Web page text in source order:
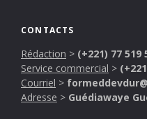
CONTACTS
Rédaction > (+221) 77 519
Service commercial >
Courriel >
Adresse > Guédiawaye